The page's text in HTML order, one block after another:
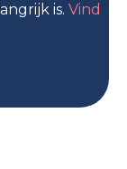
is. Vind